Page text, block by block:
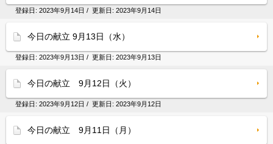
登録日: 2023年9月14日 / 更新日: 2023年9月14日
今日の献立 9月13日（水）
登録日: 2023年9月13日 / 更新日: 2023年9月13日
今日の献立 9月12日（火）
登録日: 2023年9月12日 / 更新日: 2023年9月12日
今日の献立 9月11日（月）